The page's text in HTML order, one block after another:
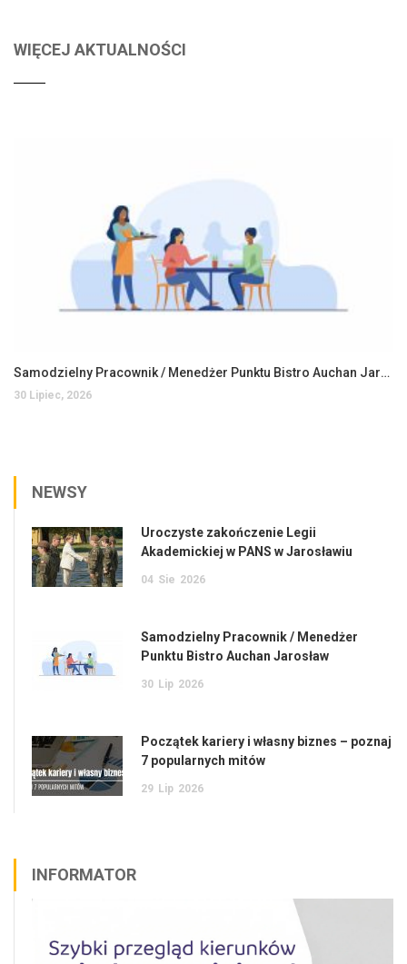
WIĘCEJ AKTUALNOŚCI
Samodzielny Pracownik / Menedżer Punktu Bistro Auchan Jarosław
30 Lipiec, 2026
NEWSY
Uroczyste zakończenie Legii
Akademickiej w PANS w Jarosławiu
04 Sie 2026
Samodzielny Pracownik / Menedżer
Punktu Bistro Auchan Jarosław
30 Lip 2026
Początek kariery i własny biznes – poznaj
7 popularnych mitów
29 Lip 2026
INFORMATOR